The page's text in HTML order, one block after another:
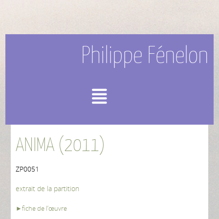
Philippe Fénelon
ANIMA (2011)
ZP0051
extrait de la partition
►fiche de l’œuvre